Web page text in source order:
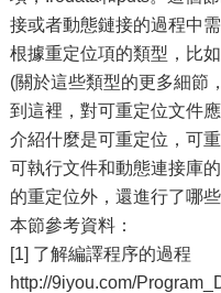
接或者動態鏈接的過程中
根據重定位項的類型，比
(關於這些類型的更多細節
到這裡，對可重定位文件
介紹什麼是可重定位，可
可執行文件和動態連接庫
的重定位外，還進行了哪
本節參考資料：
[1] 了解編譯程序的過程
http://9iyou.com/